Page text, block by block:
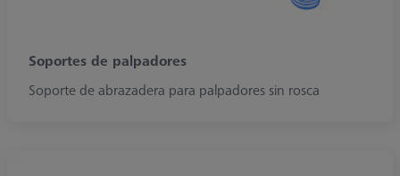
Soportes de palpadores
Soporte de abrazadera para palpadores sin rosca